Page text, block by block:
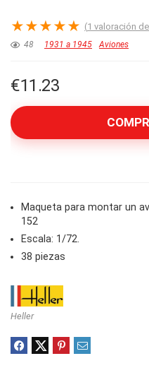
★★★★★ (1 valoración
48 1931 a 1945 Aviones
€11.23
Maqueta para montar un
152
Escala: 1/72.
38 piezas
Heller